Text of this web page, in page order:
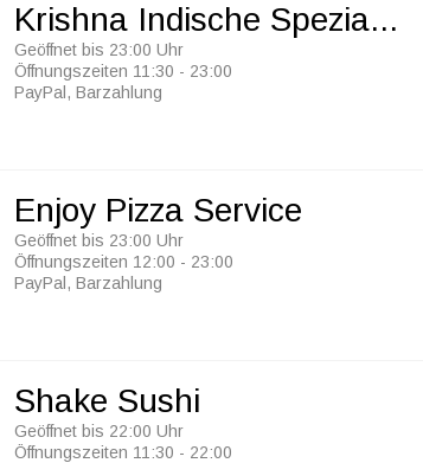
Krishna Indische Spezia...
Geöffnet bis 23:00 Uhr
Öffnungszeiten 11:30 - 23:00
PayPal, Barzahlung
Enjoy Pizza Service
Geöffnet bis 23:00 Uhr
Öffnungszeiten 12:00 - 23:00
PayPal, Barzahlung
Shake Sushi
Geöffnet bis 22:00 Uhr
Öffnungszeiten 11:30 - 22:00